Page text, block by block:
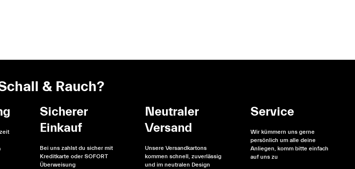
& Rauch?
Sicherer
Einkauf
Bei uns zahlst du sicher mit
Kreditkarte oder SOFORT
Überweisung
Neutraler
Versand
Unsere Versandkartons
kommen schnell, zuverlässig
und im neutralen Design
Service
Wir kümmern uns gerne
persönlich um alle deine
Anliegen, komm bitte einfach
auf uns zu